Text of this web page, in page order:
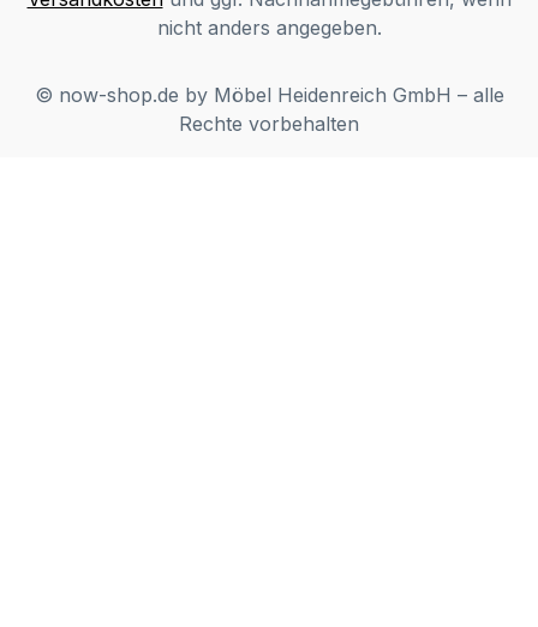
nicht anders angegeben.
© now-shop.de by Möbel Heidenreich GmbH – alle
Rechte vorbehalten